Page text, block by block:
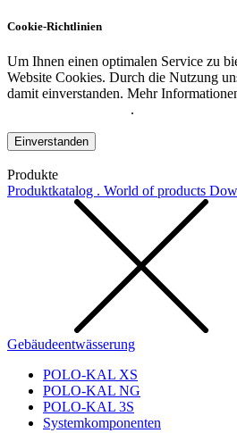
Cookie-Richtlinien
Um Ihnen einen optimalen Service zu
Website Cookies. Durch die Nutzung
damit einverstanden. Mehr
.
Einverstanden
Produkte
Produktkatalog . World of products
Gebäudeentwässerung
POLO-KAL XS
POLO-KAL NG
POLO-KAL 3S
Systemkomponenten